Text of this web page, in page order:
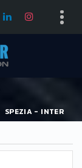
SPEZIA - INTER